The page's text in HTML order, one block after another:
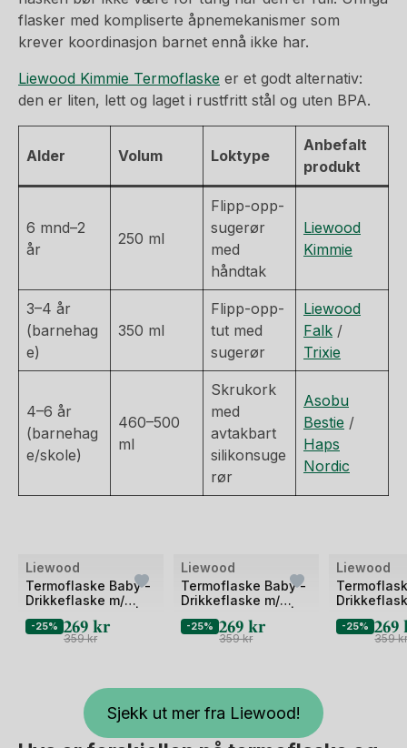
flasker med kompliserte åpnemekanismer som
krever koordinasjon barnet ennå ikke har.
Liewood Kimmie Termoflaske er et godt alternativ:
den er liten, lett og laget i rustfritt stål og uten BPA.
Alder Volum Loktype
Anbefalt
produkt
6 mnd–2
år
250 ml
Flipp-opp-
sugerør
med
håndtak
Liewood
Kimmie
3–4 år
(barnehag
e)
350 ml
Flipp-opp-
tut med
sugerør
Liewood
Falk /
Trixie
4–6 år
(barnehag
e/skole)
460–500
ml
Skrukork
med
avtakbart
silikonsuge
rør
Asobu
Bestie /
Haps
Nordic
Liewood
Termoflaske Baby -
Drikkeflaske m/
Kimmie
-25% 269 kr
359kr
Liewood
Termoflaske Baby -
Drikkeflaske m/
Kimmie
-25% 269kr
359kr
Liewood
Kimmie
-25% 269
359
Sjekk ut mer fra Liewood!